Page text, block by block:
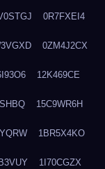
0R7FXEI4
0ZM4J2CX
12K469CE
15C9WR6H
1BR5X4KO
1I70CGZX